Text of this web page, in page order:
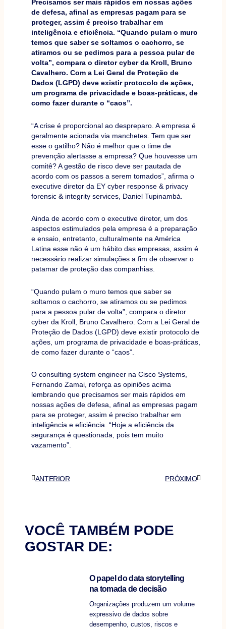
Precisamos ser mais rápidos em nossas ações
de defesa, afinal as empresas pagam para se
proteger, assim é preciso trabalhar em
inteligência e eficiência. “Quando pulam o muro
temos que saber se soltamos o cachorro, se
atiramos ou se pedimos para a pessoa pular de
volta”, compara o diretor cyber da Kroll, Bruno
Cavalhero. Com a Lei Geral de Proteção de
Dados (LGPD) deve existir protocolo de ações,
um programa de privacidade e boas-práticas, de
como fazer durante o “caos”.
“A crise é proporcional ao despreparo. A empresa é
geralmente acionada via manchetes. Tem que ser
esse o gatilho? Não é melhor que o time de
prevenção alertasse a empresa? Que houvesse um
comitê? A gestão de risco deve ser pautada de
acordo com os passos a serem tomados”, afirma o
executive diretor da EY cyber response & privacy
forensic & integrity services, Daniel Tupinambá.
Ainda de acordo com o executive diretor, um dos
aspectos estimulados pela empresa é a preparação
e ensaio, entretanto, culturalmente na América
Latina esse não é um hábito das empresas, assim é
necessário realizar simulações a fim de observar o
patamar de proteção das companhias.
“Quando pulam o muro temos que saber se
soltamos o cachorro, se atiramos ou se pedimos
para a pessoa pular de volta”, compara o diretor
cyber da Kroll, Bruno Cavalhero. Com a Lei Geral de
Proteção de Dados (LGPD) deve existir protocolo de
ações, um programa de privacidade e boas-práticas,
de como fazer durante o “caos”.
O consulting system engineer na Cisco Systems,
Fernando Zamai, reforça as opiniões acima
lembrando que precisamos ser mais rápidos em
nossas ações de defesa, afinal as empresas pagam
para se proteger, assim é preciso trabalhar em
inteligência e eficiência. “Hoje a eficiência da
segurança é questionada, pois tem muito
vazamento”.
Anterior
ANTERIOR PRÓXIMOPróximo
VOCÊ TAMBÉM PODE
GOSTAR DE:
O papel do data storytelling
na tomada de decisão
Organizações produzem um volume
expressivo de dados sobre
desempenho, custos, riscos e